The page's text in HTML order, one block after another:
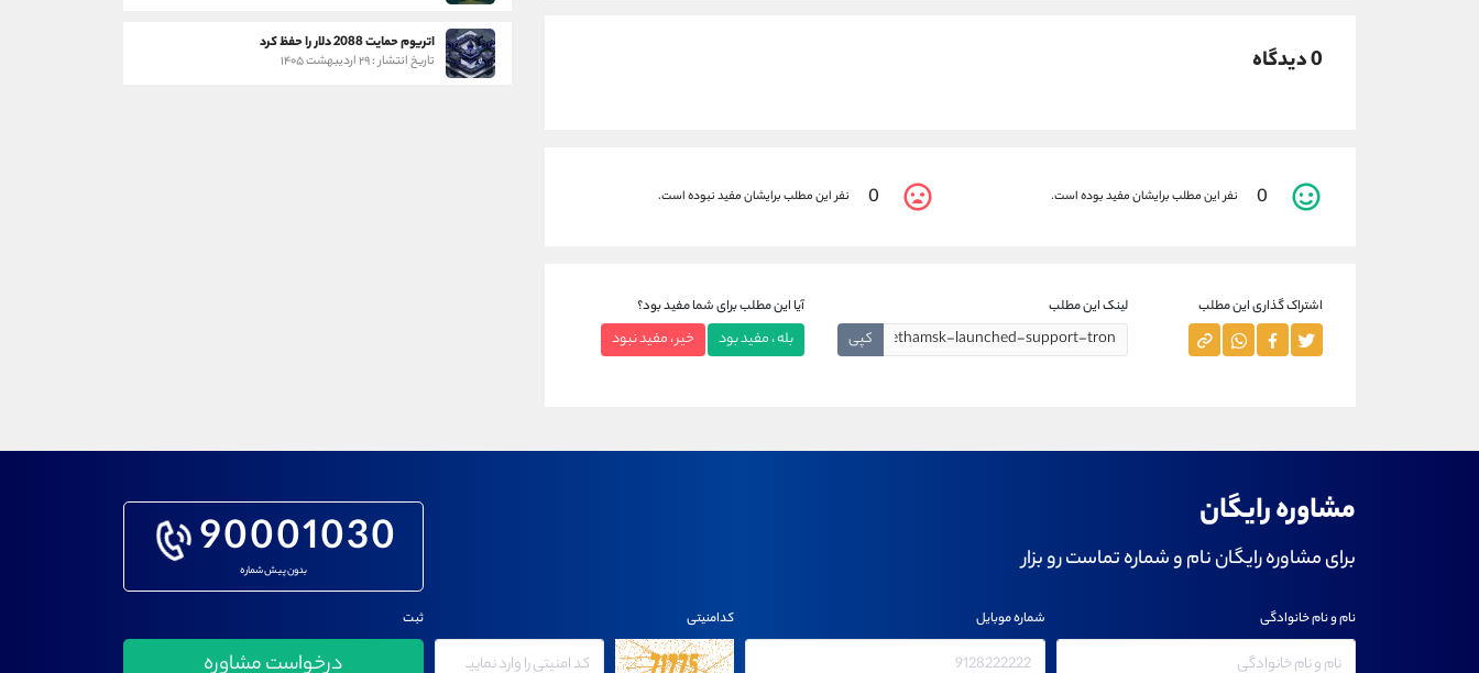
0 دیدگاه
0 نفر این مطلب برایشان مفید بوده است. 0 نفر این مطلب برایشان مفید نبوده است.
اشتراک گذاری این مطلب لینک این مطلب
کپی
آیا این مطلب برای شما مفید بود؟
بله ، مفید بود خیر ، مفید نبود
اتریوم حمایت 2088 دلار را حفظ کرد
تاریخ انتشار : ۲۹ اردیبهشت ۱۴۰۵
مشاوره رایگان
برای مشاوره رایگان نام و شماره تماست رو بزار 90001030
بدون پیش شماره
نام و نام خانوادگی شماره موبایل کدامنیتی ثبت